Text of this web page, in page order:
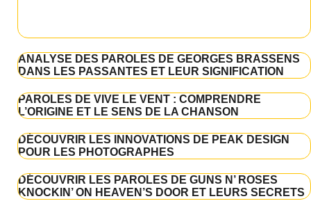
ANALYSE DES PAROLES DE GEORGES BRASSENS
DANS LES PASSANTES ET LEUR SIGNIFICATION
PAROLES DE VIVE LE VENT : COMPRENDRE
L’ORIGINE ET LE SENS DE LA CHANSON
DÉCOUVRIR LES INNOVATIONS DE PEAK DESIGN
POUR LES PHOTOGRAPHES
DÉCOUVRIR LES PAROLES DE GUNS N’ ROSES
KNOCKIN’ ON HEAVEN’S DOOR ET LEURS SECRETS